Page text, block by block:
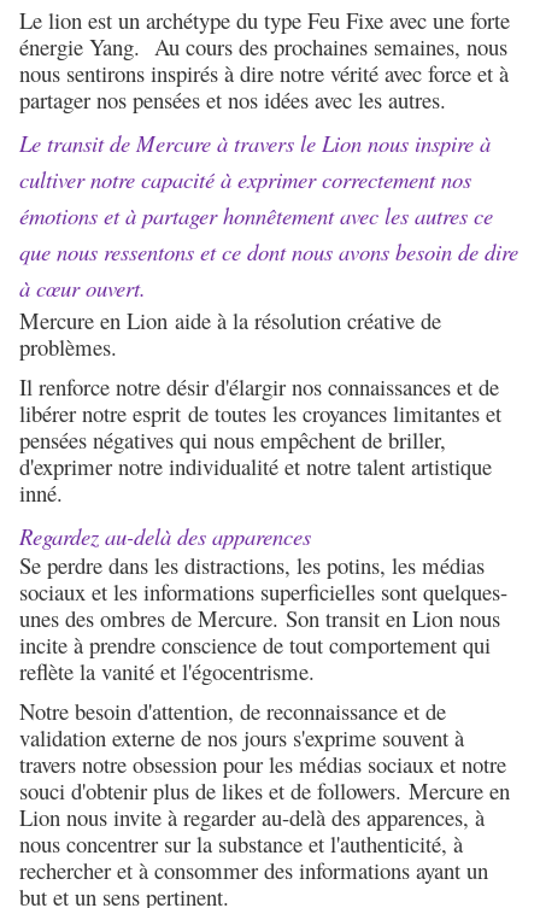
Le lion est un archétype du type Feu Fixe avec une forte
énergie Yang. Au cours des prochaines semaines, nous
nous sentirons inspirés à dire notre vérité avec force et à
partager nos pensées et nos idées avec les autres.
Le transit de Mercure à travers le Lion nous inspire à
cultiver notre capacité à exprimer correctement nos
émotions et à partager honnêtement avec les autres ce
que nous ressentons et ce dont nous avons besoin de dire
à cœur ouvert.
Mercure en Lion aide à la résolution créative de
problèmes.
Il renforce notre désir d'élargir nos connaissances et de
libérer notre esprit de toutes les croyances limitantes et
pensées négatives qui nous empêchent de briller,
d'exprimer notre individualité et notre talent artistique
inné.
Regardez au-delà des apparences
Se perdre dans les distractions, les potins, les médias
sociaux et les informations superficielles sont quelques-
unes des ombres de Mercure. Son transit en Lion nous
incite à prendre conscience de tout comportement qui
reflète la vanité et l'égocentrisme.
Notre besoin d'attention, de reconnaissance et de
validation externe de nos jours s'exprime souvent à
travers notre obsession pour les médias sociaux et notre
souci d'obtenir plus de likes et de followers. Mercure en
Lion nous invite à regarder au-delà des apparences, à
nous concentrer sur la substance et l'authenticité, à
rechercher et à consommer des informations ayant un
but et un sens pertinent.